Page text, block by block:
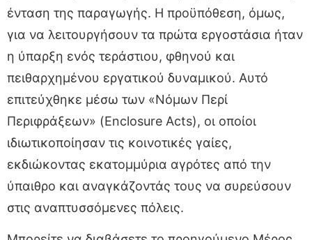
ένταση της παραγωγής. Η προϋπόθεση, όμως,
για να λειτουργήσουν τα πρώτα εργοστάσια ήταν
η ύπαρξη ενός τεράστιου, φθηνού και
πειθαρχημένου εργατικού δυναμικού. Αυτό
επιτεύχθηκε μέσω των «Νόμων Περί
Περιφράξεων» (Enclosure Acts), οι οποίοι
ιδιωτικοποίησαν τις κοινοτικές γαίες,
εκδιώκοντας εκατομμύρια αγρότες από την
ύπαιθρο και αναγκάζοντάς τους να συρεύσουν
στις αναπτυσσόμενες πόλεις.